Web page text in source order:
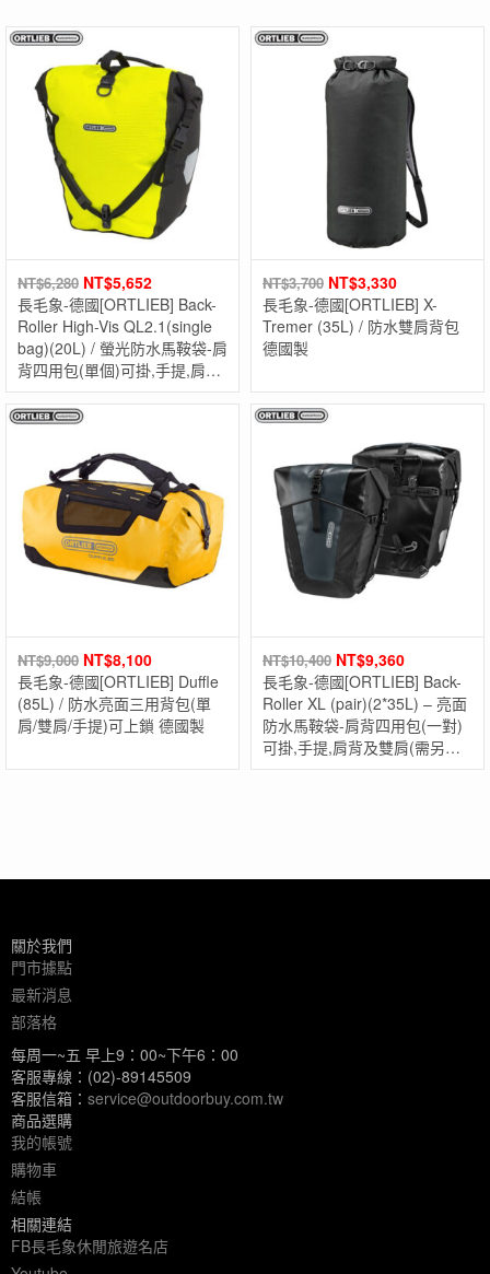
NT$6,280 NT$5,652
長毛象-德國[ORTLIEB] Back-
Roller High-Vis QL2.1(single
bag)(20L) / 螢光防水馬鞍袋-肩
背四用包(單個)可掛,手提,肩背
及雙肩(需另購背架) 德國製
NT$3,700 NT$3,330
長毛象-德國[ORTLIEB] X-
Tremer (35L) / 防水雙肩背包
德國製
NT$9,000 NT$8,100
長毛象-德國[ORTLIEB] Duffle
(85L) / 防水亮面三用背包(單
肩/雙肩/手提)可上鎖 德國製
NT$10,400 NT$9,360
長毛象-德國[ORTLIEB] Back-
Roller XL (pair)(2*35L) – 亮面
防水馬鞍袋-肩背四用包(一對)
可掛,手提,肩背及雙肩(需另購
背架) 德國製
關於我們
門市據點
最新消息
部落格
每周一~五 早上9：00~下午6：00
客服專線：(02)-89145509
客服信箱： service@outdoorbuy.com.tw
商品選購
我的帳號
購物車
結帳
相關連結
FB長毛象休閒旅遊名店